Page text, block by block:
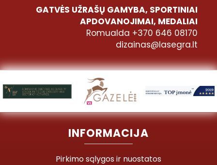
GATVĖS UŽRAŠŲ GAMYBA, SPORTINIAI
APDOVANOJIMAI, MEDALIAI
Romualda +370 646 08170
dizainas@lasegra.lt
INFORMACIJA
Pirkimo sąlygos ir nuostatos